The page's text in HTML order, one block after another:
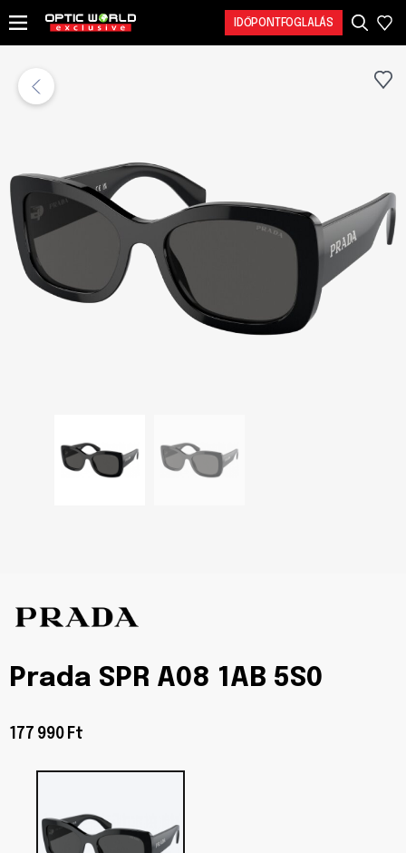
IDŐPONTFOGLALÁS
Prada SPR A08 1AB 5S0
177 990 Ft